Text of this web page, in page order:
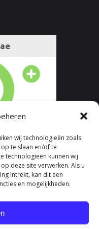
wij technologieën zoals
te slaan en/of te
technologieën kunnen wij
deze site verwerken. Als u
intrekt, kan dit een
en mogelijkheden.